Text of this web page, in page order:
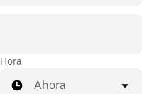
Hora
Ahora